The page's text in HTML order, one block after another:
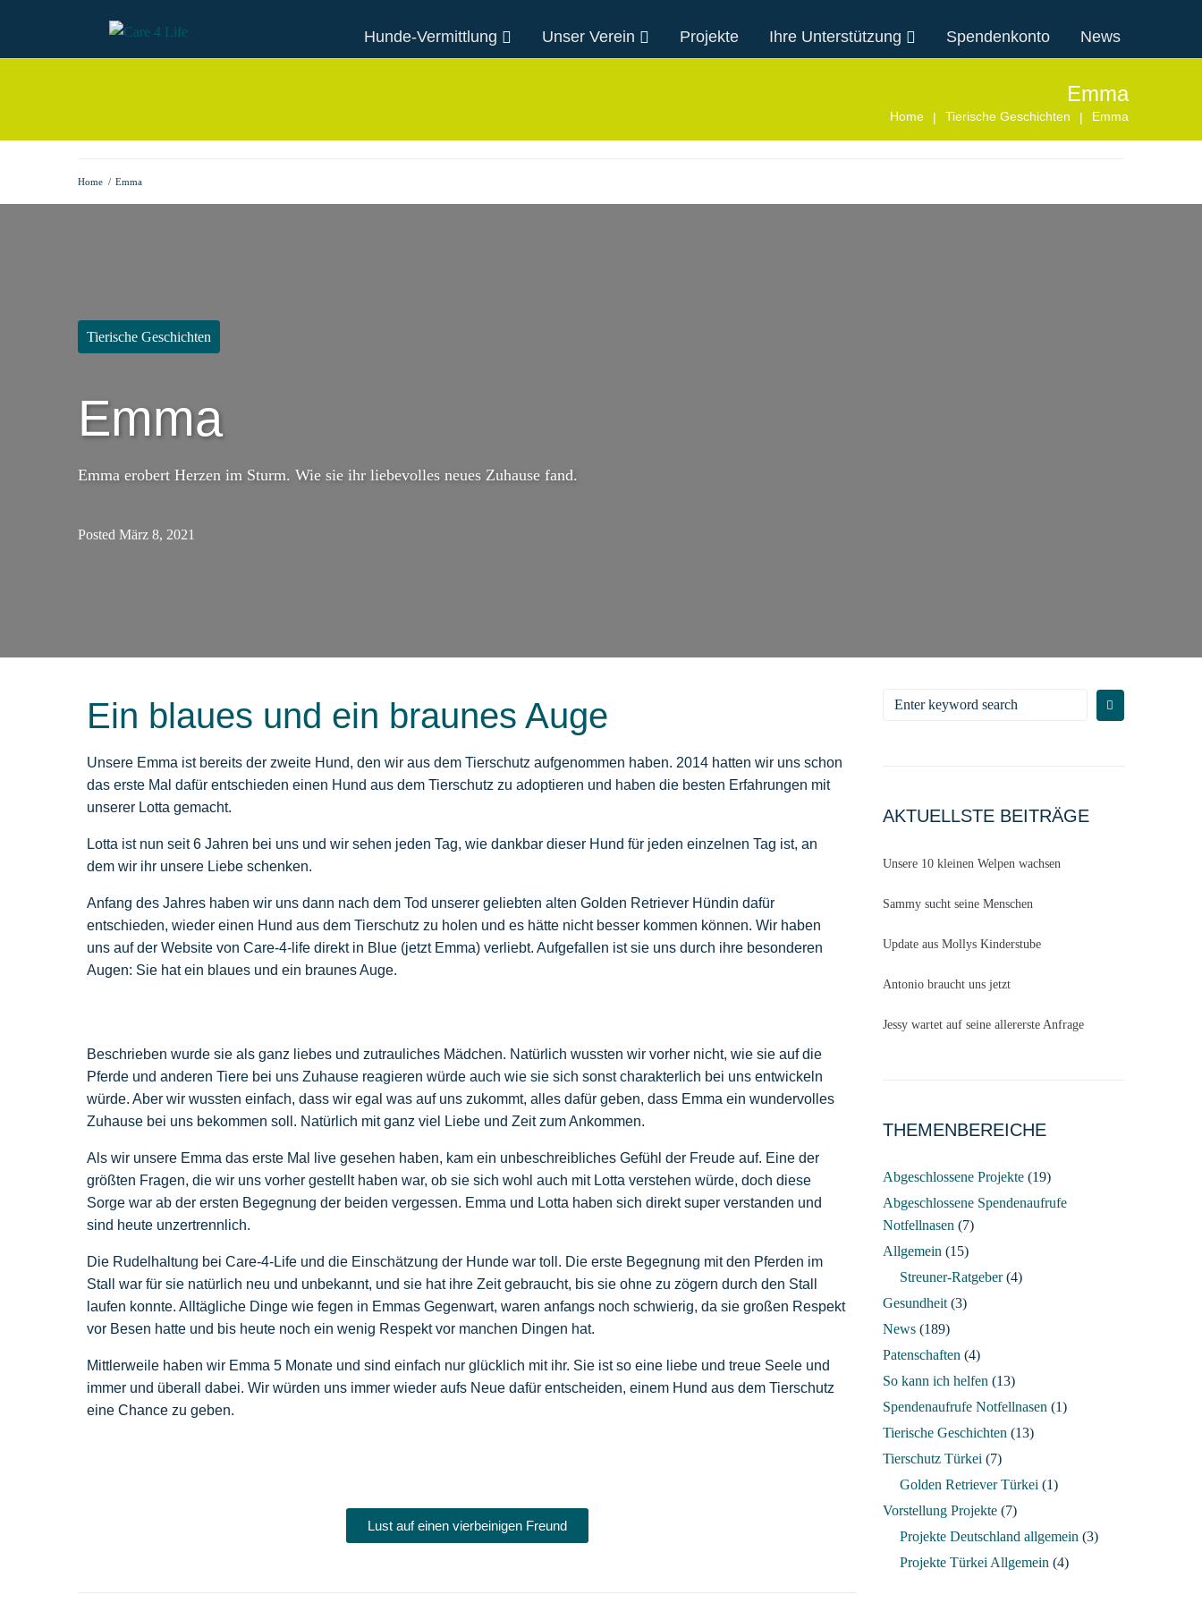
Hunde-Vermittlung Unser Verein Projekte Ihre Unterstützung Spendenkonto News
Emma
Home | Tierische Geschichten | Emma
Home / Emma
Tierische Geschichten
Emma
Emma erobert Herzen im Sturm. Wie sie ihr liebevolles neues Zuhause fand.
Posted März 8, 2021
Ein blaues und ein braunes Auge
Unsere Emma ist bereits der zweite Hund, den wir aus dem Tierschutz aufgenommen haben. 2014 hatten wir uns schon
das erste Mal dafür entschieden einen Hund aus dem Tierschutz zu adoptieren und haben die besten Erfahrungen mit
unserer Lotta gemacht.
Lotta ist nun seit 6 Jahren bei uns und wir sehen jeden Tag, wie dankbar dieser Hund für jeden einzelnen Tag ist, an
dem wir ihr unsere Liebe schenken.
Anfang des Jahres haben wir uns dann nach dem Tod unserer geliebten alten Golden Retriever Hündin dafür
entschieden, wieder einen Hund aus dem Tierschutz zu holen und es hätte nicht besser kommen können. Wir haben
uns auf der Website von Care-4-life direkt in Blue (jetzt Emma) verliebt. Aufgefallen ist sie uns durch ihre besonderen
Augen: Sie hat ein blaues und ein braunes Auge.
Beschrieben wurde sie als ganz liebes und zutrauliches Mädchen. Natürlich wussten wir vorher nicht, wie sie auf die
Pferde und anderen Tiere bei uns Zuhause reagieren würde auch wie sie sich sonst charakterlich bei uns entwickeln
würde. Aber wir wussten einfach, dass wir egal was auf uns zukommt, alles dafür geben, dass Emma ein wundervolles
Zuhause bei uns bekommen soll. Natürlich mit ganz viel Liebe und Zeit zum Ankommen.
Als wir unsere Emma das erste Mal live gesehen haben, kam ein unbeschreibliches Gefühl der Freude auf. Eine der
größten Fragen, die wir uns vorher gestellt haben war, ob sie sich wohl auch mit Lotta verstehen würde, doch diese
Sorge war ab der ersten Begegnung der beiden vergessen. Emma und Lotta haben sich direkt super verstanden und
sind heute unzertrennlich.
Die Rudelhaltung bei Care-4-Life und die Einschätzung der Hunde war toll. Die erste Begegnung mit den Pferden im
Stall war für sie natürlich neu und unbekannt, und sie hat ihre Zeit gebraucht, bis sie ohne zu zögern durch den Stall
laufen konnte. Alltägliche Dinge wie fegen in Emmas Gegenwart, waren anfangs noch schwierig, da sie großen Respekt
vor Besen hatte und bis heute noch ein wenig Respekt vor manchen Dingen hat.
Mittlerweile haben wir Emma 5 Monate und sind einfach nur glücklich mit ihr. Sie ist so eine liebe und treue Seele und
immer und überall dabei. Wir würden uns immer wieder aufs Neue dafür entscheiden, einem Hund aus dem Tierschutz
eine Chance zu geben.
Lust auf einen vierbeinigen Freund
AKTUELLSTE BEITRÄGE
Unsere 10 kleinen Welpen wachsen
Sammy sucht seine Menschen
Update aus Mollys Kinderstube
Antonio braucht uns jetzt
Jessy wartet auf seine allererste Anfrage
THEMENBEREICHE
Abgeschlossene Projekte (19)
Abgeschlossene Spendenaufrufe
Notfellnasen (7)
Allgemein (15)
Streuner-Ratgeber(4)
Gesundheit (3)
News (189)
Patenschaften (4)
So kann ich helfen (13)
Spendenaufrufe Notfellnasen (1)
Tierische Geschichten (13)
Tierschutz Türkei (7)
Golden Retriever Türkei (1)
Vorstellung Projekte (7)
Projekte Deutschland allgemein (3)
Projekte Türkei Allgemein (4)